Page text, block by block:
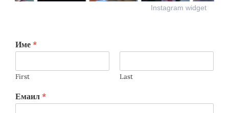
Instagram widget
Име *
First Last
Емаил *